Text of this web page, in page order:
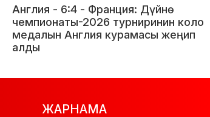
Англия - 6:4 - Франция: Дүйнө
чемпионаты-2026 турниринин коло
медалын Англия курамасы жеңип
алды
ЖАРНАМА